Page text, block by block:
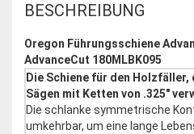
BESCHREIBUNG
Oregon Führungsschiene
AdvanceCut 180MLBK095
Die Schiene für den
Sägen mit Ketten von .325"
Die schlanke symmetrische
umkehrbar, um eine lange